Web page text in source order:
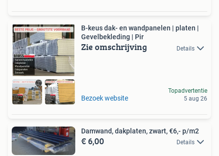
B-keus dak- en wandpanelen | platen |
Gevelbekleding | Pir
Zie omschrijving Details
Bezoek website
Topadvertentie
5 aug 26
Damwand, dakplaten, zwart, €6,- p/m2
€ 6,00 Details